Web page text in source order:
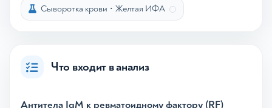
Сыворотка крови • Желтая ИФА
Что входит в анализ
Антитела IgM к ревматоидному фактору (RF)